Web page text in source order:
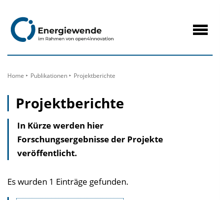
Home Publikationen Projektberichte
Projektberichte
In Kürze werden hier
Forschungsergebnisse der Projekte
veröffentlicht.
Es wurden 1 Einträge gefunden.